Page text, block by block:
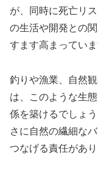
が、同時に死亡リ
の生活や開発との
すます高まっていま
釣りや漁業、自然
は、このような生
係を築けるでしょ
さに自然の繊細な
つなげる責任があり